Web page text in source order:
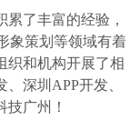
了丰富的经验，
象策划等领域有着
织和机构开展了相
深圳APP开发、
广州！